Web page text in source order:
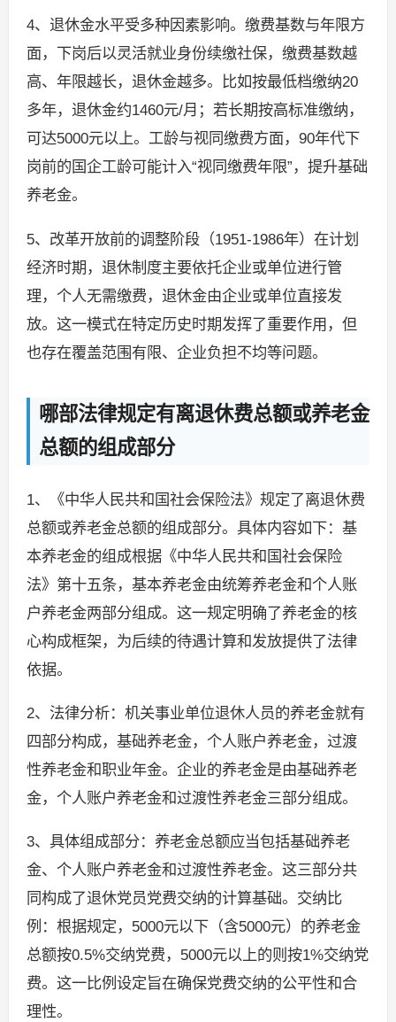
4、退休金水平受多种因素影响。缴费基数与年限方
面，下岗后以灵活就业身份续缴社保，缴费基数越
高、年限越长，退休金越多。比如按最低档缴纳20
多年，退休金约1460元/月；若长期按高标准缴纳，
可达5000元以上。工龄与视同缴费方面，90年代下
岗前的国企工龄可能计入“视同缴费年限”，提升基础
养老金。
5、改革开放前的调整阶段（1951-1986年）在计划
经济时期，退休制度主要依托企业或单位进行管
理，个人无需缴费，退休金由企业或单位直接发
放。这一模式在特定历史时期发挥了重要作用，但
也存在覆盖范围有限、企业负担不均等问题。
哪部法律规定有离退休费总额或养老金
总额的组成部分
1、《中华人民共和国社会保险法》规定了离退休费
总额或养老金总额的组成部分。具体内容如下：基
本养老金的组成根据《中华人民共和国社会保险
法》第十五条，基本养老金由统筹养老金和个人账
户养老金两部分组成。这一规定明确了养老金的核
心构成框架，为后续的待遇计算和发放提供了法律
依据。
2、法律分析：机关事业单位退休人员的养老金就有
四部分构成，基础养老金，个人账户养老金，过渡
性养老金和职业年金。企业的养老金是由基础养老
金，个人账户养老金和过渡性养老金三部分组成。
3、具体组成部分：养老金总额应当包括基础养老
金、个人账户养老金和过渡性养老金。这三部分共
同构成了退休党员党费交纳的计算基础。交纳比
例：根据规定，5000元以下（含5000元）的养老金
总额按0.5%交纳党费，5000元以上的则按1%交纳党
费。这一比例设定旨在确保党费交纳的公平性和合
理性。